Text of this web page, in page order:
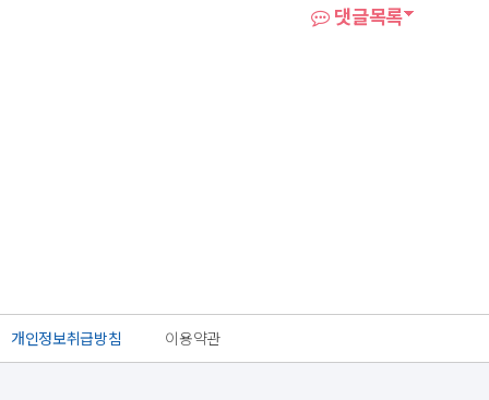
댓글목록
개인정보취급방침 이용약관